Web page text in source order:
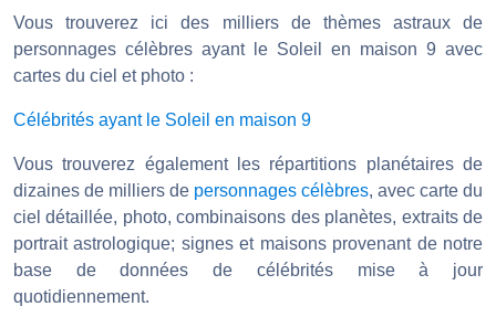
Vous trouverez ici des milliers de thèmes astraux de
personnages célèbres ayant le Soleil en maison 9 avec
cartes du ciel et photo :
Célébrités ayant le Soleil en maison 9
Vous trouverez également les répartitions planétaires de
dizaines de milliers de personnages célèbres, avec carte du
ciel détaillée, photo, combinaisons des planètes, extraits de
portrait astrologique; signes et maisons provenant de notre
base de données de célébrités mise à jour
quotidiennement.